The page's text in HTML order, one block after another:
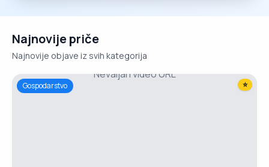
Najnovije priče
Najnovije objave iz svih kategorija
Nevaljan video URL
⭐
Gospodarstvo